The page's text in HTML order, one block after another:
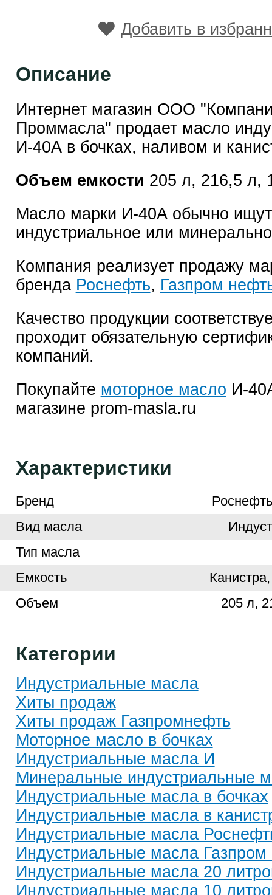
Добавить в
Описание
Интернет магазин ООО
Проммасла" продает масло
И-40А в бочках, наливом и
Объем емкости 205 л, 216,5 л,
Масло марки И-40А обычно ищут
индустриальное или
Компания реализует продажу
бренда Роснефть, Газпром
Качество продукции
проходит обязательную
компаний.
Покупайте моторное масло И-
магазине prom-masla.ru
Характеристики
Бренд
Вид масла
Тип масла
Емкость
Объем
205 л,
Категории
Индустриальные масла
Хиты продаж
Хиты продаж Газпромнефть
Моторное масло в бочках
Индустриальные масла И
Минеральные индустриальные
Индустриальные масла в бочках
Индустриальные масла в
Индустриальные масла
Индустриальные масла Газпром
Индустриальные масла 20
Индустриальные масла 10